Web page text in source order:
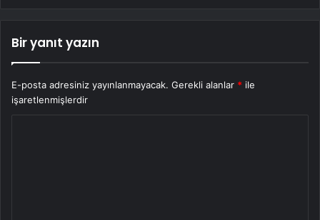
Bir yanıt yazın
E-posta adresiniz yayınlanmayacak. Gerekli alanlar * ile
işaretlenmişlerdir